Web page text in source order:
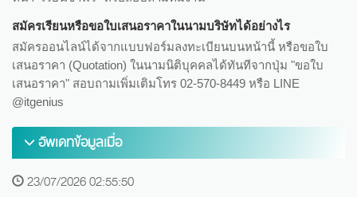
สมัครเรียนหรือขอใบเสนอราคาในนามบริษัทได้อย่างไร
สมัครออนไลน์ได้จากแบบฟอร์มลงทะเบียนบนหน้านี้ หรือขอใบ
เสนอราคา (Quotation) ในนามนิติบุคคลได้ทันทีจากปุ่ม "ขอใบ
เสนอราคา" สอบถามเพิ่มเติมโทร 02-570-8449 หรือ LINE
@itgenius
อัพเดทข้อมูลเมื่อ
23/07/2026 02:55:50